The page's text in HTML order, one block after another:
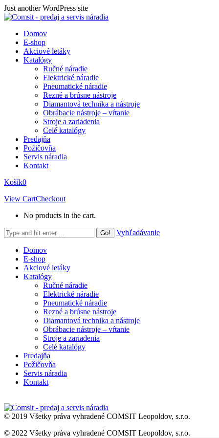
Skip
to
Just another WordPress site
Domov
E-shop
Akciové letáky
Katalógy
Ručné náradie
Elektrické náradie
Pneumatické náradie
Rezné a brúsne nástroje
Diamantová technika a nástroje
Obrábacie nástroje – vŕtanie
Stroje a zariadenia
Celé katalógy
Predajňa
Požičovňa
Servis náradia
Kontakt
Košík0
View CartCheckout
No products in the cart.
Search:
Vyhľadávanie
Domov
E-shop
Akciové letáky
Katalógy
Ručné náradie
Elektrické náradie
Pneumatické náradie
Rezné a brúsne nástroje
Diamantová technika a nástroje
Obrábacie nástroje – vŕtanie
Stroje a zariadenia
Celé katalógy
Predajňa
Požičovňa
Servis náradia
Kontakt
© 2019 Všetky práva vyhradené COMSIT Leopoldov, s.r.o.
© 2022 Všetky práva vyhradené COMSIT Leopoldov, s.r.o.